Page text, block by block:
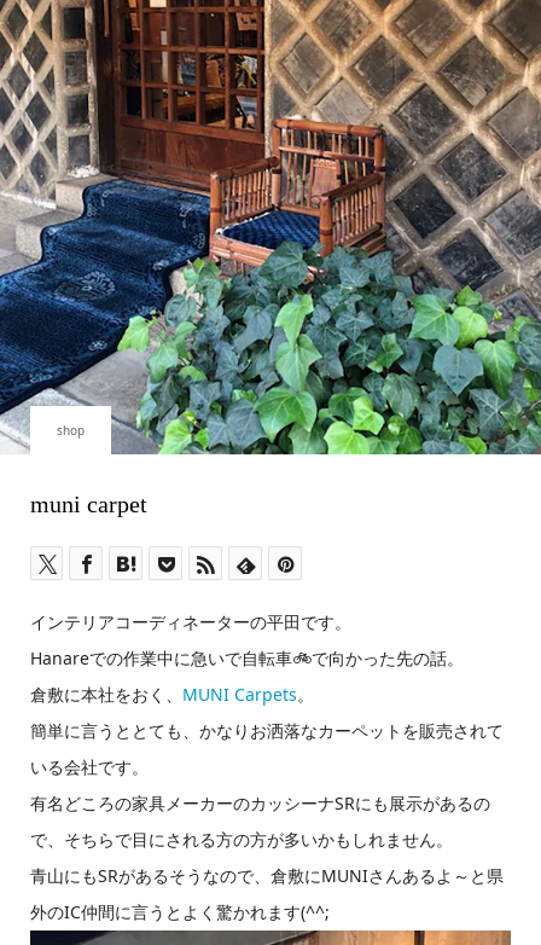
shop
muni carpet
インテリアコーディネーターの平田です。
Hanareでの作業中に急いで自転車🚲で向かった先の話。
倉敷に本社をおく、 MUNI Carpets。
簡単に言うととても、かなりお洒落なカーペットを販売されて
いる会社です。
有名どころの家具メーカーのカッシーナSRにも展示があるの
で、そちらで目にされる方の方が多いかもしれません。
青山にもSRがあるそうなので、倉敷にMUNIさんあるよ～と県
外のIC仲間に言うとよく驚かれます(^^;